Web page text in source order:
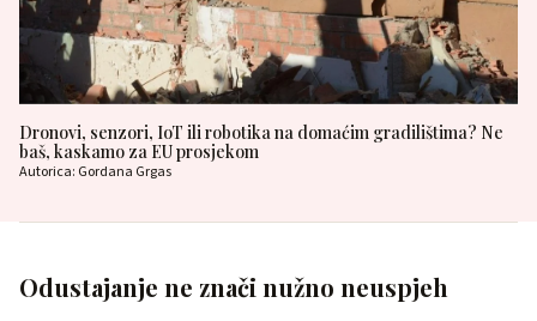
Dronovi, senzori, IoT ili robotika na domaćim gradilištima? Ne
baš, kaskamo za EU prosjekom
Autorica: Gordana Grgas
Odustajanje ne znači nužno neuspjeh